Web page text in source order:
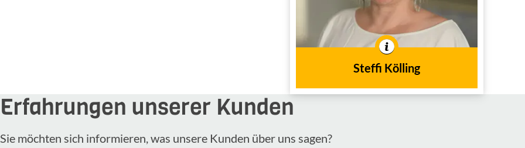
Steffi Kölling
Erfahrungen unserer Kunden
Sie möchten sich informieren, was unsere Kunden über uns sagen?